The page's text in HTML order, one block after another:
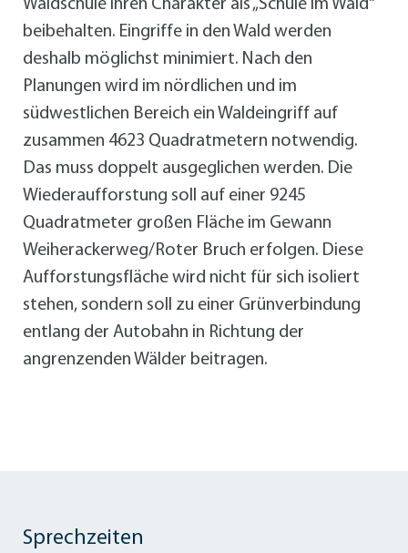
Waldschule ihren Charakter als „Schule im Wald“
beibehalten. Eingriffe in den Wald werden
deshalb möglichst minimiert. Nach den
Planungen wird im nördlichen und im
südwestlichen Bereich ein Waldeingriff auf
zusammen 4623 Quadratmetern notwendig.
Das muss doppelt ausgeglichen werden. Die
Wiederaufforstung soll auf einer 9245
Quadratmeter großen Fläche im Gewann
Weiherackerweg/Roter Bruch erfolgen. Diese
Aufforstungsfläche wird nicht für sich isoliert
stehen, sondern soll zu einer Grünverbindung
entlang der Autobahn in Richtung der
angrenzenden Wälder beitragen.
Sprechzeiten